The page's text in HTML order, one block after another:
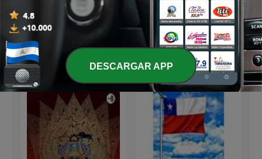
Kosmos 94.1
Gesprekke
José
Más podcasts internacionales de Arte
DESCARGAR APP